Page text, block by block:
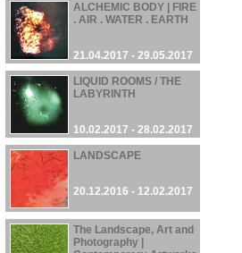
ALCHEMIC BODY | FIRE
. AIR . WATER . EARTH
21.04.2017 - 29.05.2017
LIQUID ROOMS / THE
LABYRINTH
10.02.2017 - 28.02.2017
LANDSCAPE
20.12.2016 - 12.02.2017
The Landscape, Art and
Photography |